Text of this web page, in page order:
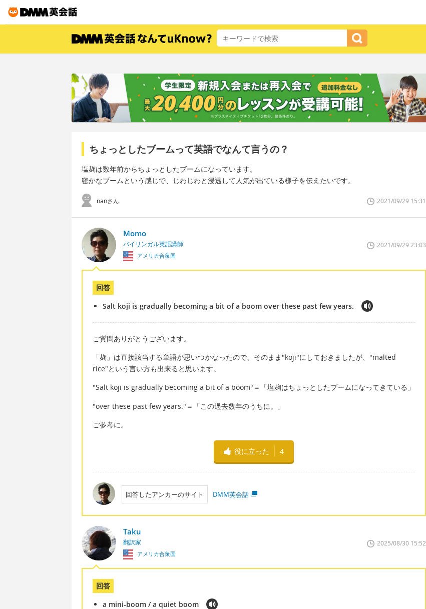
ちょっとしたブームって英語でなんて言うの？
塩麹は数年前からちょっとしたブームになっています。
密かなブームという感じで、じわじわと浸透して人気が出ている様子を伝えたいです。
nanさん 2021/09/29 15:31
Momo
バイリンガル英語講師
アメリカ合衆国
2021/09/29 23:03
回答
Salt koji is gradually becoming a bit of a boom over these past few years.
ご質問ありがとうございます。
「麹」は直接該当する単語が思いつかなったので、そのまま"koji"にしておきましたが、"malted
rice"という言い方も出来ると思います。
"Salt koji is gradually becoming a bit of a boom"＝「塩麹はちょっとしたブームになってきている」
"over these past few years."＝「この過去数年のうちに。」
ご参考に。
役に立った 4
回答したアンカーのサイト DMM英会話
Taku
翻訳家
アメリカ合衆国
2025/08/30 15:52
回答
a mini-boom / a quiet boom